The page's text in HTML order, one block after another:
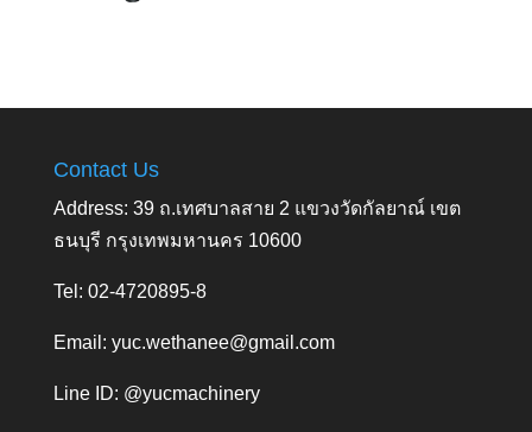
Contact Us
Address: 39 ถ.เทศบาลสาย 2 แขวงวัดกัลยาณ์ เขต
ธนบุรี กรุงเทพมหานคร 10600
Tel: 02-4720895-8
Email: yuc.wethanee@gmail.com
Line ID: @yucmachinery